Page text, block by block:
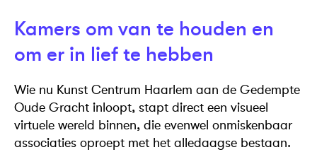
Kamers om van te houden en
om er in lief te hebben
Wie nu Kunst Centrum Haarlem aan de Gedempte
Oude Gracht inloopt, stapt direct een visueel
virtuele wereld binnen, die evenwel onmiskenbaar
associaties oproept met het alledaagse bestaan.